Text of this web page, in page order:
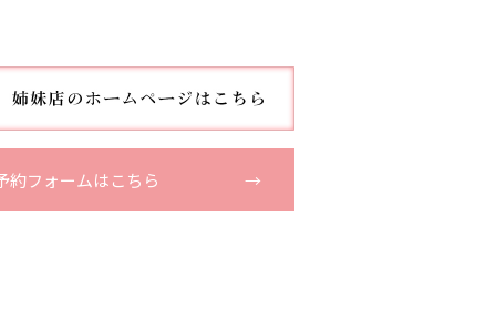
約フォームはこちら